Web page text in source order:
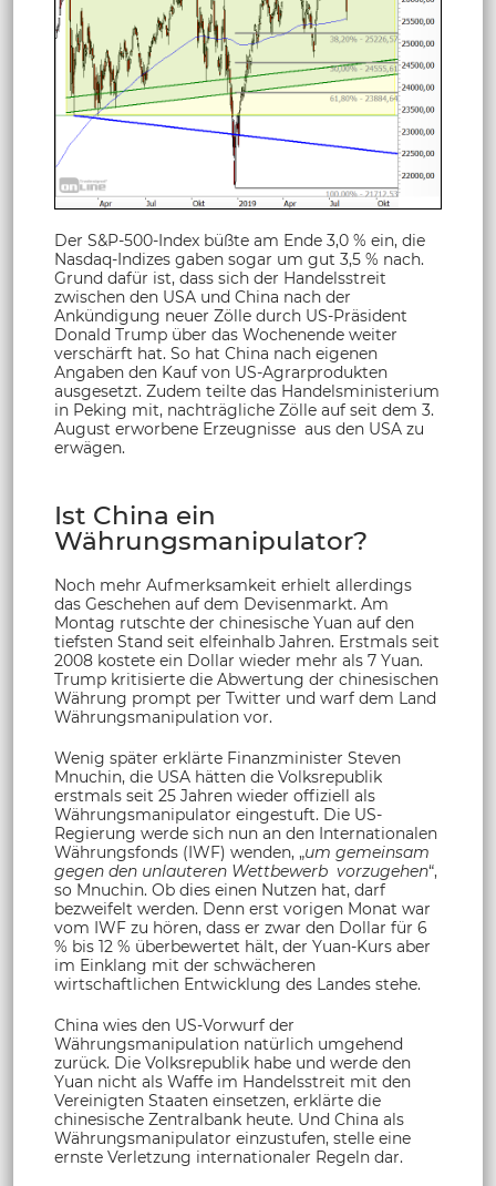
Der S&P-500-Index büßte am Ende 3,0 % ein, die
Nasdaq-Indizes gaben sogar um gut 3,5 % nach.
Grund dafür ist, dass sich der Handelsstreit
zwischen den USA und China nach der
Ankündigung neuer Zölle durch US-Präsident
Donald Trump über das Wochenende weiter
verschärft hat. So hat China nach eigenen
Angaben den Kauf von US-Agrarprodukten
ausgesetzt. Zudem teilte das Handelsministerium
in Peking mit, nachträgliche Zölle auf seit dem 3.
August erworbene Erzeugnisse aus den USA zu
erwägen.
Ist China ein
Währungsmanipulator?
Noch mehr Aufmerksamkeit erhielt allerdings
das Geschehen auf dem Devisenmarkt. Am
Montag rutschte der chinesische Yuan auf den
tiefsten Stand seit elfeinhalb Jahren. Erstmals seit
2008 kostete ein Dollar wieder mehr als 7 Yuan.
Trump kritisierte die Abwertung der chinesischen
Währung prompt per Twitter und warf dem Land
Währungsmanipulation vor.
Wenig später erklärte Finanzminister Steven
Mnuchin, die USA hätten die Volksrepublik
erstmals seit 25 Jahren wieder offiziell als
Währungsmanipulator eingestuft. Die US-
Regierung werde sich nun an den Internationalen
Währungsfonds (IWF) wenden, „um gemeinsam
gegen den unlauteren Wettbewerb vorzugehen“,
so Mnuchin. Ob dies einen Nutzen hat, darf
bezweifelt werden. Denn erst vorigen Monat war
vom IWF zu hören, dass er zwar den Dollar für 6
% bis 12 % überbewertet hält, der Yuan-Kurs aber
im Einklang mit der schwächeren
wirtschaftlichen Entwicklung des Landes stehe.
China wies den US-Vorwurf der
Währungsmanipulation natürlich umgehend
zurück. Die Volksrepublik habe und werde den
Yuan nicht als Waffe im Handelsstreit mit den
Vereinigten Staaten einsetzen, erklärte die
chinesische Zentralbank heute. Und China als
Währungsmanipulator einzustufen, stelle eine
ernste Verletzung internationaler Regeln dar.